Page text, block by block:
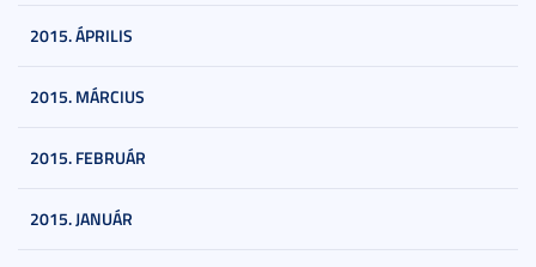
2015. ÁPRILIS
2015. MÁRCIUS
2015. FEBRUÁR
2015. JANUÁR